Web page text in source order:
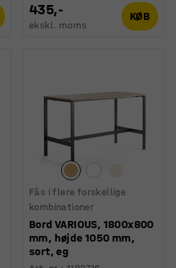
435,-
ekskl. moms
KØB
Fås i flere forskellige
kombinationer
Bord VARIOUS, 1800x800
mm, højde 1050 mm,
sort, eg